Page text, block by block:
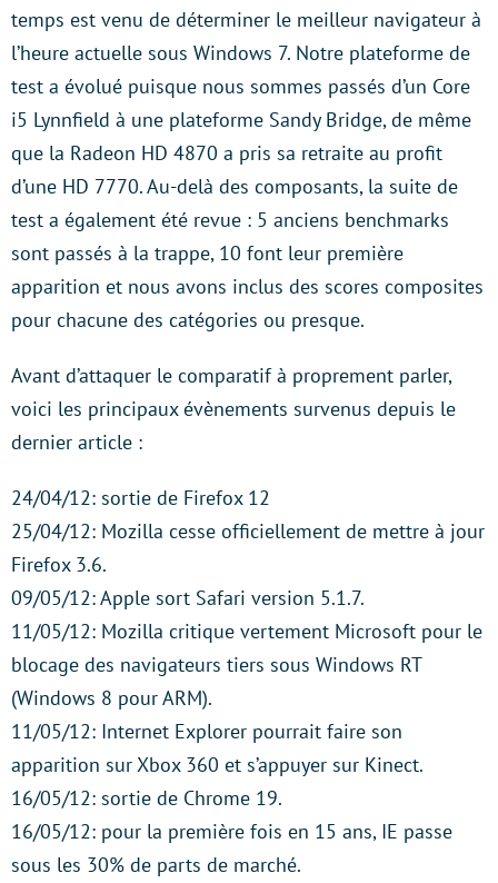
temps est venu de déterminer le meilleur navigateur à
l’heure actuelle sous Windows 7. Notre plateforme de
test a évolué puisque nous sommes passés d’un Core
i5 Lynnfield à une plateforme Sandy Bridge, de même
que la Radeon HD 4870 a pris sa retraite au profit
d’une HD 7770. Au-delà des composants, la suite de
test a également été revue : 5 anciens benchmarks
sont passés à la trappe, 10 font leur première
apparition et nous avons inclus des scores composites
pour chacune des catégories ou presque.
Avant d’attaquer le comparatif à proprement parler,
voici les principaux évènements survenus depuis le
dernier article :
24/04/12: sortie de Firefox 12
25/04/12: Mozilla cesse officiellement de mettre à jour
Firefox 3.6.
09/05/12: Apple sort Safari version 5.1.7.
11/05/12: Mozilla critique vertement Microsoft pour le
blocage des navigateurs tiers sous Windows RT
(Windows 8 pour ARM).
11/05/12: Internet Explorer pourrait faire son
apparition sur Xbox 360 et s’appuyer sur Kinect.
16/05/12: sortie de Chrome 19.
16/05/12: pour la première fois en 15 ans, IE passe
sous les 30% de parts de marché.